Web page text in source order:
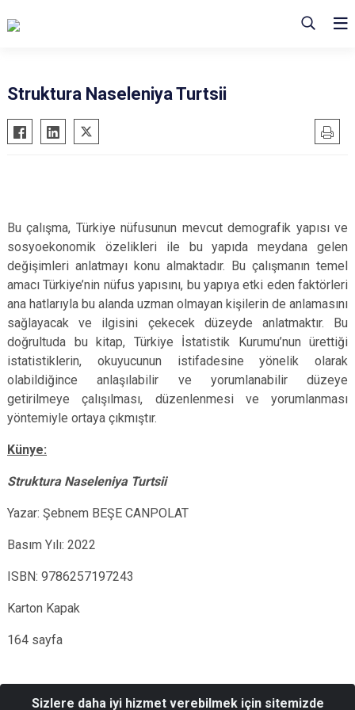
Struktura Naseleniya Turtsii
Bu çalışma, Türkiye nüfusunun mevcut demografik yapısı ve
sosyoekonomik özelikleri ile bu yapıda meydana gelen
değişimleri anlatmayı konu almaktadır. Bu çalışmanın temel
amacı Türkiye’nin nüfus yapısını, bu yapıya etki eden faktörleri
ana hatlarıyla bu alanda uzman olmayan kişilerin de anlamasını
sağlayacak ve ilgisini çekecek düzeyde anlatmaktır. Bu
doğrultuda bu kitap, Türkiye İstatistik Kurumu’nun ürettiği
istatistiklerin, okuyucunun istifadesine yönelik olarak
olabildiğince anlaşılabilir ve yorumlanabilir düzeye
getirilmeye çalışılması, düzenlenmesi ve yorumlanması
yöntemiyle ortaya çıkmıştır.
Künye:
Struktura Naseleniya Turtsii
Yazar: Şebnem BEŞE CANPOLAT
Basım Yılı: 2022
ISBN: 9786257197243
Karton Kapak
164 sayfa
Sizlere daha iyi hizmet verebilmek için sitemizde